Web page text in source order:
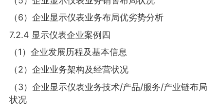
（6）企业显示仪表业务布局优劣势分析
7.2.4 显示仪表企业案例四
（1）企业发展历程及基本信息
（2）企业业务架构及经营状况
（3）企业显示仪表业务技术/产品/服务/产业链布局
状况